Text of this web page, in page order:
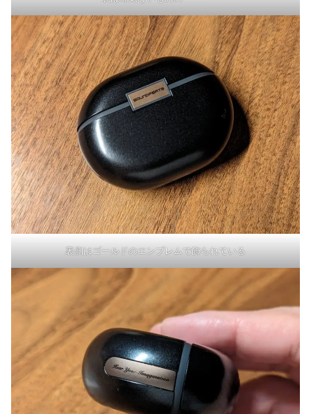
裏側はゴールドのエンブレムで飾られている